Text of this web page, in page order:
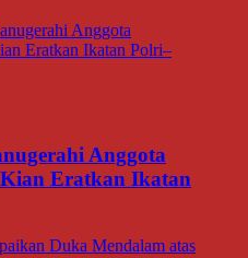
Anggota
Eratkan Ikatan